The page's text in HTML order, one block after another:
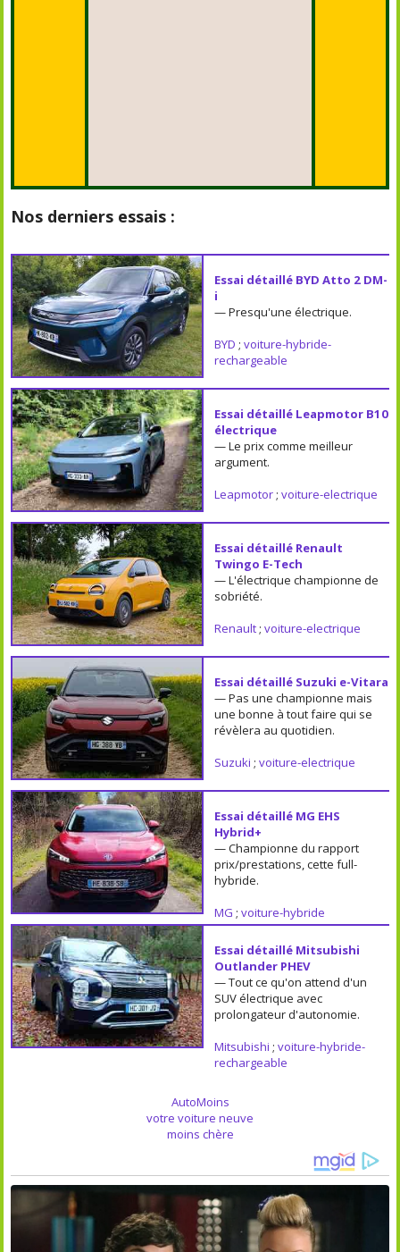
Nos derniers essais :
Essai détaillé BYD Atto 2 DM-
i
— Presqu'une électrique.
BYD ; voiture-hybride-
rechargeable
Essai détaillé Leapmotor B10
électrique
— Le prix comme meilleur
argument.
Leapmotor; voiture-electrique
Essai détaillé Renault
Twingo E-Tech
— L'électrique championne de
sobriété.
Renault; voiture-electrique
Essai détaillé Suzuki e-Vitara
— Pas une championne mais
une bonne à tout faire qui se
révèlera au quotidien.
Suzuki ; voiture-electrique
Essai détaillé MG EHS
Hybrid+
— Championne du rapport
prix/prestations, cette full-
hybride.
MG ; voiture-hybride
Essai détaillé Mitsubishi
Outlander PHEV
— Tout ce qu'on attend d'un
SUV électrique avec
prolongateur d'autonomie.
Mitsubishi ; voiture-hybride-
rechargeable
AutoMoins
votre voiture neuve
moins chère